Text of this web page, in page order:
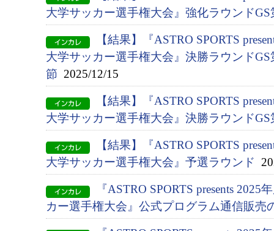
大学サッカー選手権大会』強化ラウンドGS
【結果】『ASTRO SPORTS
大学サッカー選手権大会』決勝ラウンド
節 2025/12/15
【結果】『ASTRO SPORTS
大学サッカー選手権大会』決勝ラウンドGS
【結果】『ASTRO SPORTS
大学サッカー選手権大会』予選ラウンド
『ASTRO SPORTS presents
カー選手権大会』公式プログラム通信販売